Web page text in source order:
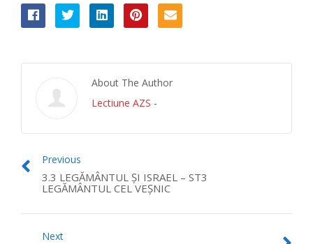
About The Author
Lectiune AZS -
Previous
3.3 LEGĂMÂNTUL ŞI ISRAEL – ST3
LEGĂMÂNTUL CEL VEŞNIC
Next